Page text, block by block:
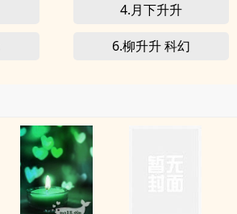
4.月下升升
6.柳升升 科幻